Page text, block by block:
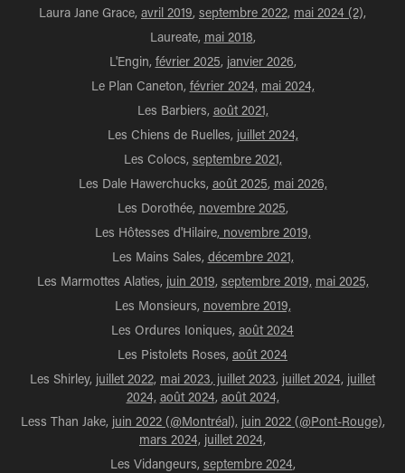
Laura Jane Grace, avril 2019, septembre 2022, mai 2024 (2),
Laureate, mai 2018,
L'Engin, février 2025, janvier 2026,
Le Plan Caneton, février 2024, mai 2024,
Les Barbiers, août 2021,
Les Chiens de Ruelles, juillet 2024,
Les Colocs, septembre 2021,
Les Dale Hawerchucks, août 2025, mai 2026,
Les Dorothée, novembre 2025,
Les Hôtesses d'Hilaire,novembre 2019,
Les Mains Sales, décembre 2021,
Les Marmottes Alaties, juin 2019, septembre 2019, mai 2025,
Les Monsieurs, novembre 2019,
Les Ordures Ioniques, août 2024
Les Pistolets Roses, août 2024
Les Shirley, juillet 2022, mai 2023, juillet 2023, juillet 2024, juillet
2024, août 2024, août 2024,
Less Than Jake, juin 2022 (@Montréal), juin 2022 (@Pont-Rouge),
mars 2024, juillet 2024,
Les Vidangeurs, septembre 2024,